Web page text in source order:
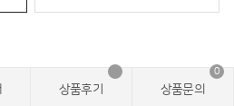
상품후기 상품문의
0